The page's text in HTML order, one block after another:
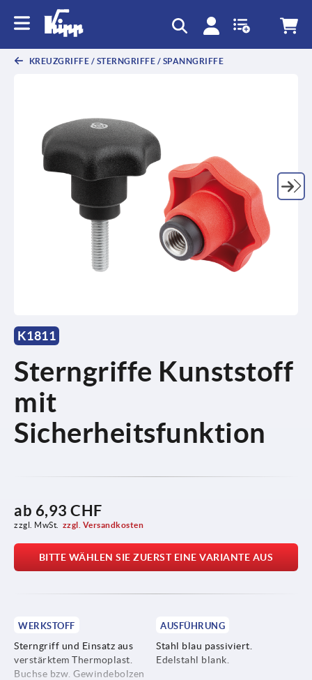
KREUZGRIFFE / STERNGRIFFE / SPANNGRIFFE
K1811
Sterngriffe Kunststoff
mit
Sicherheitsfunktion
ab 6,93 CHF
zzgl. MwSt. zzgl. Versandkosten
BITTE WÄHLEN SIE ZUERST EINE VARIANTE AUS
WERKSTOFF
Sterngriff und Einsatz aus
verstärktem Thermoplast.
Buchse bzw. Gewindebolzen
AUSFÜHRUNG
Stahl blau passiviert.
Edelstahl blank.